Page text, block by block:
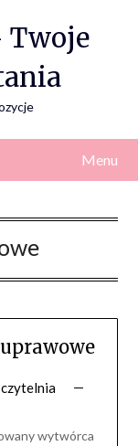
Twoje
Menu
czytelnia
wytwórca